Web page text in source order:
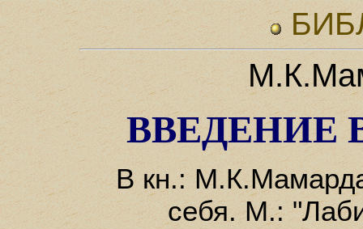
В кн.:
себя. М.: